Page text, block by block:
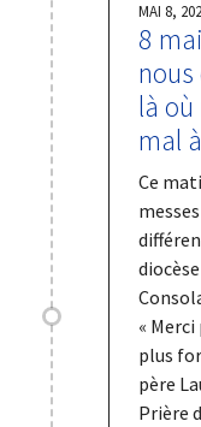
MAI 8,
8
là
mal
Ce
«
plus
père
Prière